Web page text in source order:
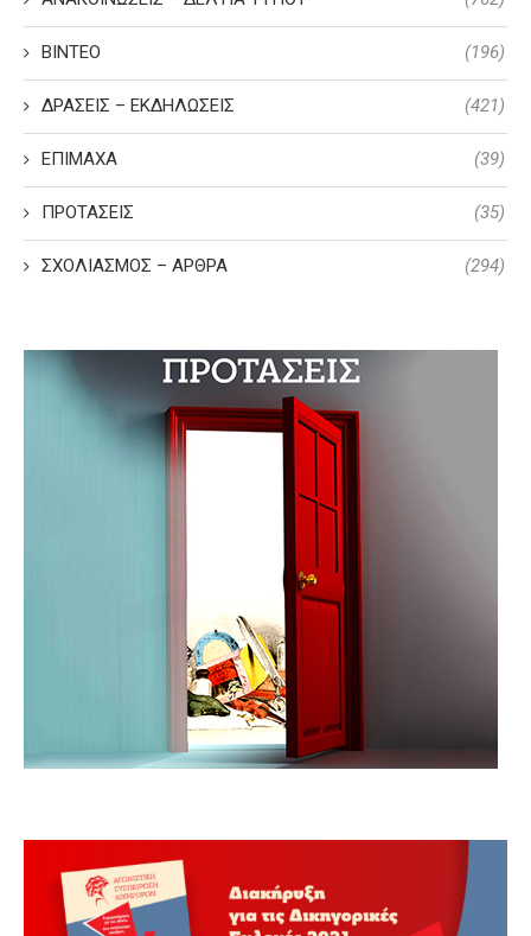
ΒΙΝΤΕΟ (196)
ΔΡΑΣΕΙΣ – ΕΚΔΗΛΩΣΕΙΣ (421)
ΕΠΙΜΑΧΑ (39)
ΠΡΟΤΑΣΕΙΣ (35)
ΣΧΟΛΙΑΣΜΟΣ – ΑΡΘΡΑ (294)